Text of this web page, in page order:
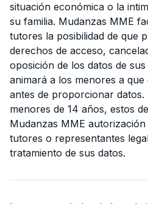
situación económica o la
su familia. Mudanzas MME
tutores la posibilidad de que
derechos de acceso,
oposición de los datos de
animará a los menores a
antes de proporcionar datos.
menores de 14 años, estos
Mudanzas MME
tutores o representantes
tratamiento de sus datos.